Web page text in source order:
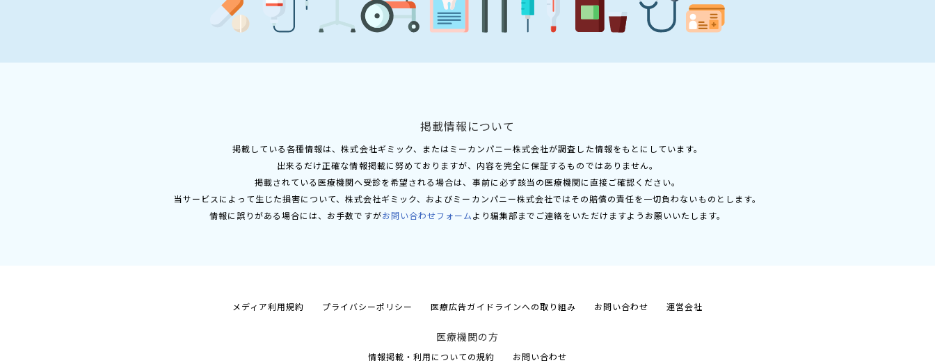
掲載情報について
掲載している各種情報は、株式会社ギミック、またはミーカンパニー株式会社が調査した情報をもとにしています。
出来るだけ正確な情報掲載に努めておりますが、内容を完全に保証するものではありません。
掲載されている医療機関へ受診を希望される場合は、事前に必ず該当の医療機関に直接ご確認ください。
当サービスによって生じた損害について、株式会社ギミック、およびミーカンパニー株式会社ではその賠償の責任を一切負わないものとします。
情報に誤りがある場合には、お手数ですがお問い合わせフォームより編集部までご連絡をいただけますようお願いいたします。
メディア利用規約 プライバシーポリシー 医療広告ガイドラインへの取り組み お問い合わせ 運営会社
医療機関の方
情報掲載・利用についての規約 お問い合わせ